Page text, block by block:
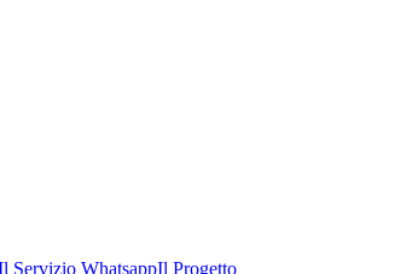
Servizio WhatsappIl Progetto